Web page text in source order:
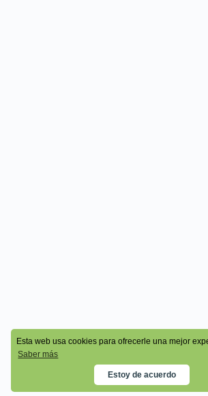
Esta web usa cookies para ofrecerle una mejor
Saber más
Estoy de acuerdo
© 2026 - Cala Academy